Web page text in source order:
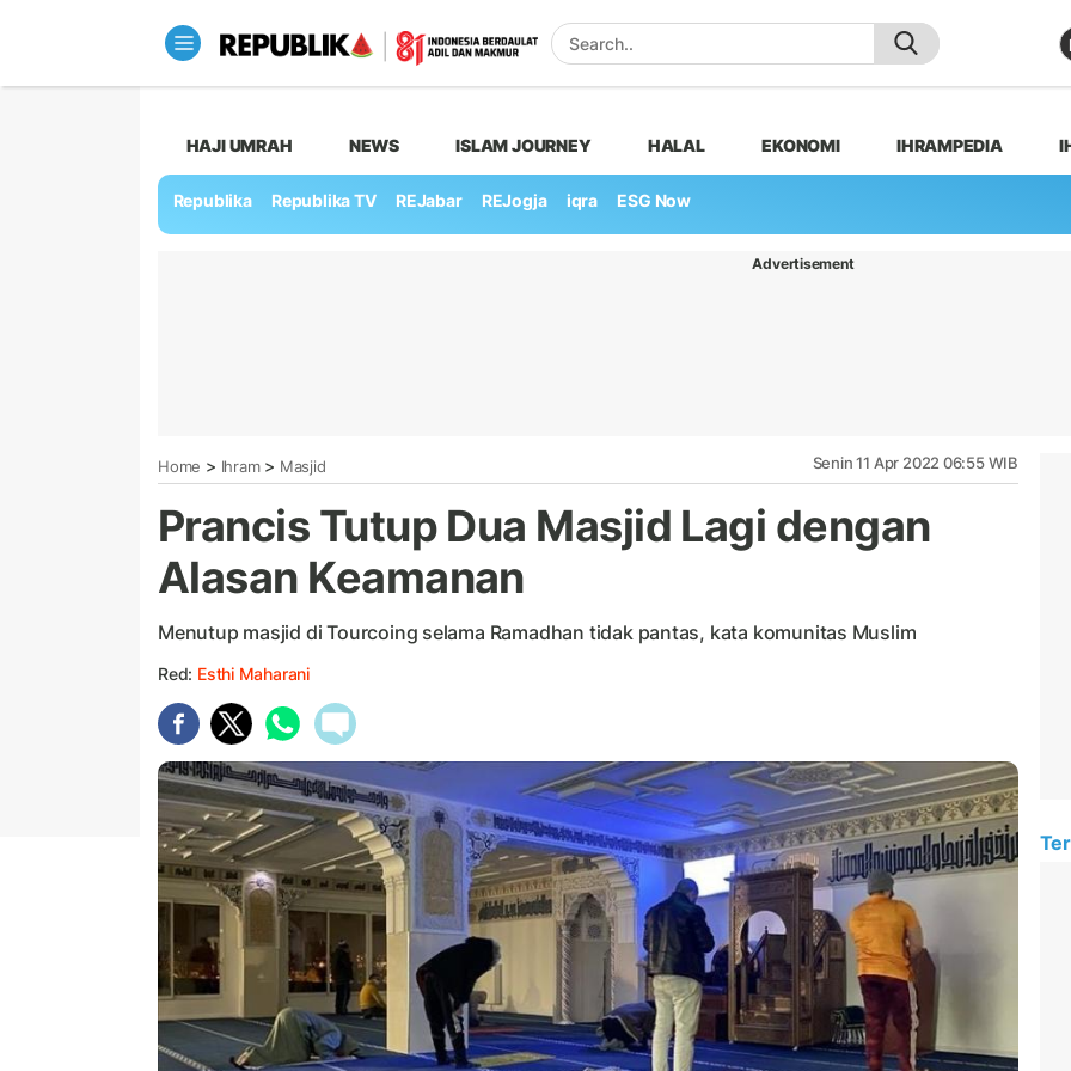
HAJI UMRAH NEWS ISLAM JOURNEY HALAL EKONOMI IHRAMPEDIA
Republika Republika TV REJabar REJogja iqra ESG Now
Advertisement
Home > Ihram> Masjid Senin 11 Apr 2022 06:55 WIB
Prancis Tutup Dua Masjid Lagi dengan
Alasan Keamanan
Menutup masjid di Tourcoing selama Ramadhan tidak pantas, kata komunitas Muslim
Red: Esthi Maharani